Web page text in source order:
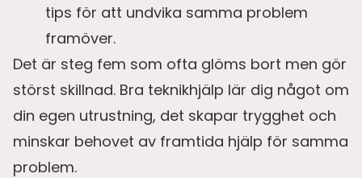
tips för att undvika samma problem
framöver.
Det är steg fem som ofta glöms bort men gör
störst skillnad. Bra teknikhjälp lär dig något om
din egen utrustning, det skapar trygghet och
minskar behovet av framtida hjälp för samma
problem.